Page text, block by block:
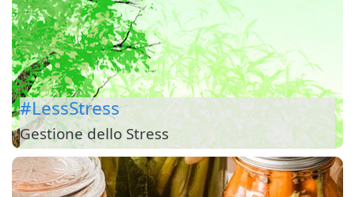
#LessStress
Gestione dello Stress